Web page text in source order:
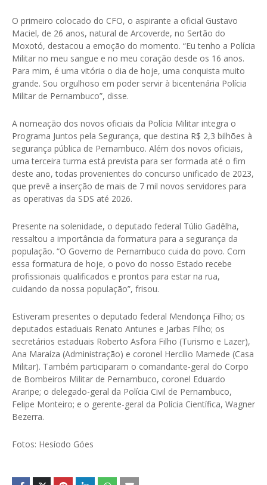
O primeiro colocado do CFO, o aspirante a oficial Gustavo
Maciel, de 26 anos, natural de Arcoverde, no Sertão do
Moxotó, destacou a emoção do momento. “Eu tenho a Polícia
Militar no meu sangue e no meu coração desde os 16 anos.
Para mim, é uma vitória o dia de hoje, uma conquista muito
grande. Sou orgulhoso em poder servir à bicentenária Polícia
Militar de Pernambuco”, disse.
A nomeação dos novos oficiais da Polícia Militar integra o
Programa Juntos pela Segurança, que destina R$ 2,3 bilhões à
segurança pública de Pernambuco. Além dos novos oficiais,
uma terceira turma está prevista para ser formada até o fim
deste ano, todas provenientes do concurso unificado de 2023,
que prevê a inserção de mais de 7 mil novos servidores para
as operativas da SDS até 2026.
Presente na solenidade, o deputado federal Túlio Gadêlha,
ressaltou a importância da formatura para a segurança da
população. “O Governo de Pernambuco cuida do povo. Com
essa formatura de hoje, o povo do nosso Estado recebe
profissionais qualificados e prontos para estar na rua,
cuidando da nossa população”, frisou.
Estiveram presentes o deputado federal Mendonça Filho; os
deputados estaduais Renato Antunes e Jarbas Filho; os
secretários estaduais Roberto Asfora Filho (Turismo e Lazer),
Ana Maraíza (Administração) e coronel Hercílio Mamede (Casa
Militar). Também participaram o comandante-geral do Corpo
de Bombeiros Militar de Pernambuco, coronel Eduardo
Araripe; o delegado-geral da Polícia Civil de Pernambuco,
Felipe Monteiro; e o gerente-geral da Polícia Científica, Wagner
Bezerra.
Fotos: Hesíodo Góes